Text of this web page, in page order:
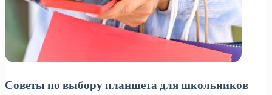
Советы по выбору планшета для школьников